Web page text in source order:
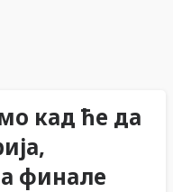
кад ће да
финале